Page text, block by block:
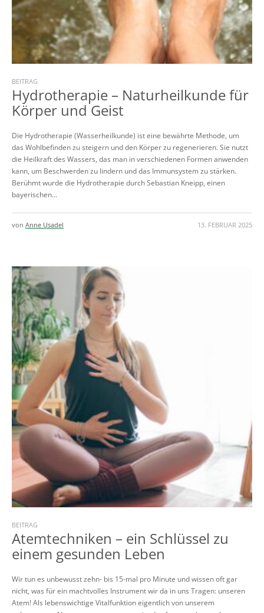
BEITRAG
Hydrotherapie – Naturheilkunde für
Körper und Geist
Die Hydrotherapie (Wasserheilkunde) ist eine bewährte Methode, um
das Wohlbefinden zu steigern und den Körper zu regenerieren. Sie nutzt
die Heilkraft des Wassers, das man in verschiedenen Formen anwenden
kann, um Beschwerden zu lindern und das Immunsystem zu stärken.
Berühmt wurde die Hydrotherapie durch Sebastian Kneipp, einen
bayerischen...
13. FEBRUAR 2025
von Anne Usadel
BEITRAG
Atemtechniken – ein Schlüssel zu
einem gesunden Leben
Wir tun es unbewusst zehn- bis 15-mal pro Minute und wissen oft gar
nicht, was für ein machtvolles Instrument wir da in uns Tragen: unseren
Atem! Als lebenswichtige Vitalfunktion eigentlich von unserem